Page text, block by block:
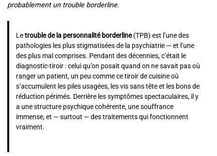
probablement un trouble borderline.
Letrouble de la personnalité borderline(TPB) est l’une des
pathologies les plus stigmatisées de la psychiatrie — et l’une
des plus mal comprises. Pendant des décennies, c’était le
diagnostic-tiroir : celui qu’on posait quand on ne savait pas où
ranger un patient, un peu comme ce tiroir de cuisine où
s’accumulent les piles usagées, les vis sans tête et les bons de
réduction périmés. Derrière les symptômes spectaculaires, il y
a une structure psychique cohérente, une souffrance
immense, et — surtout — des traitements qui fonctionnent
vraiment.